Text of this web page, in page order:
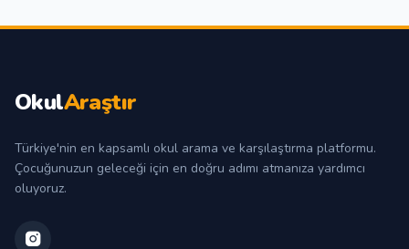
OkulAraştır
Türkiye'nin en kapsamlı okul arama ve karşılaştırma platformu.
Çocuğunuzun geleceği için en doğru adımı atmanıza yardımcı
oluyoruz.